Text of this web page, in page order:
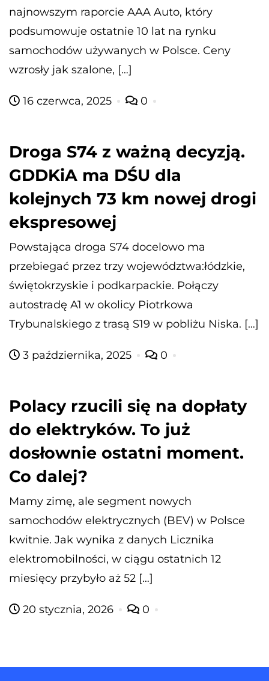
najnowszym raporcie AAA Auto, który
podsumowuje ostatnie 10 lat na rynku
samochodów używanych w Polsce. Ceny
wzrosły jak szalone, […]
16 czerwca, 2025 0
Droga S74 z ważną decyzją.
GDDKiA ma DŚU dla
kolejnych 73 km nowej drogi
ekspresowej
Powstająca droga S74 docelowo ma
przebiegać przez trzy województwa:łódzkie,
świętokrzyskie i podkarpackie. Połączy
autostradę A1 w okolicy Piotrkowa
Trybunalskiego z trasą S19 w pobliżu Niska. […]
3 października, 2025 0
Polacy rzucili się na dopłaty
do elektryków. To już
dosłownie ostatni moment.
Co dalej?
Mamy zimę, ale segment nowych
samochodów elektrycznych (BEV) w Polsce
kwitnie. Jak wynika z danych Licznika
elektromobilności, w ciągu ostatnich 12
miesięcy przybyło aż 52 […]
20 stycznia, 2026 0